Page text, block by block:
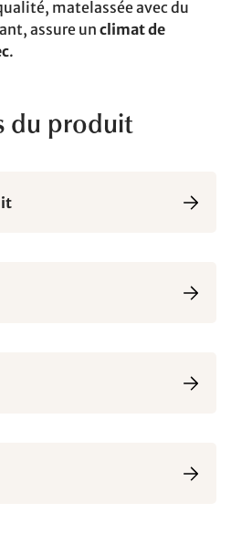
matelassée avec du
assure un climat de
.
du produit